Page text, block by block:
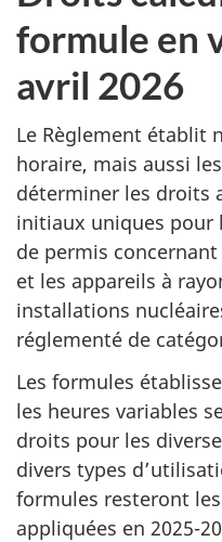
formule en
avril 2026
Le Règlement établit
horaire, mais aussi
déterminer les droits
initiaux uniques pour
de permis
et les appareils à
installations
réglementé de
Les formules
les heures variables
droits pour les
divers types
formules resteront
appliquées en 2025-